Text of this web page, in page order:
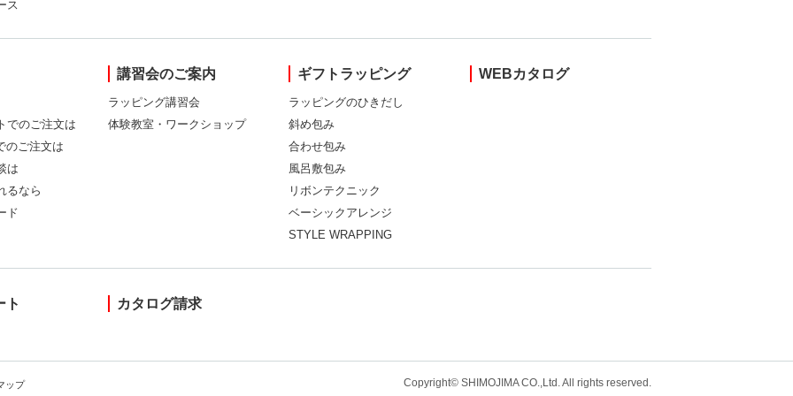
ス
でのご注文は
のご注文は
は
るなら
ド
講習会のご案内
ラッピング講習会
体験教室・ワークショップ
ギフトラッピング
ラッピングのひきだし
斜め包み
合わせ包み
風呂敷包み
リボンテクニック
ベーシックアレンジ
STYLE WRAPPING
WEBカタログ
ト カタログ請求
ップ Copyright© SHIMOJIMA CO.,Ltd. All rights reserved.